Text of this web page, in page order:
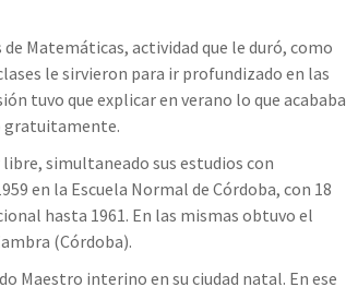
Matemáticas, actividad que le duró, como
le sirvieron para ir profundizado en las
tuvo que explicar en verano lo que acababa
gratuitamente.
simultaneado sus estudios con
en la Escuela Normal de Córdoba, con 18
hasta 1961. En las mismas obtuvo el
(Córdoba).
Maestro interino en su ciudad natal. En ese